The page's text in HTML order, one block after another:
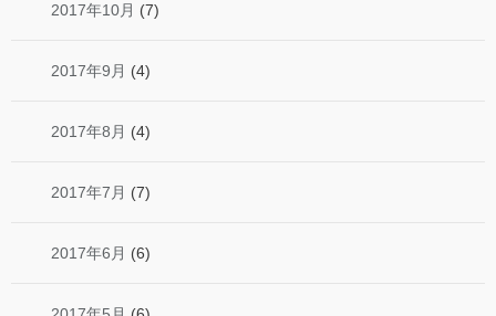
2017年10月 (7)
2017年9月 (4)
2017年8月 (4)
2017年7月 (7)
2017年6月 (6)